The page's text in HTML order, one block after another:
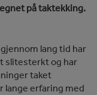
på taktekking.
lang tid har
slitesterkt og har
taket
lange erfaring med